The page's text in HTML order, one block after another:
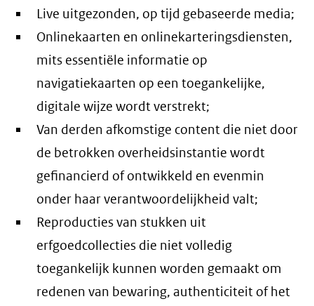
Live uitgezonden, op tijd gebaseerde media;
Onlinekaarten en onlinekarteringsdiensten,
mits essentiële informatie op
navigatiekaarten op een toegankelijke,
digitale wijze wordt verstrekt;
Van derden afkomstige content die niet door
de betrokken overheidsinstantie wordt
gefinancierd of ontwikkeld en evenmin
onder haar verantwoordelijkheid valt;
Reproducties van stukken uit
erfgoedcollecties die niet volledig
toegankelijk kunnen worden gemaakt om
redenen van bewaring, authenticiteit of het